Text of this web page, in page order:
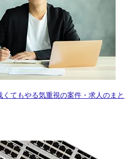
てもやる気重視の案件・求人のまと